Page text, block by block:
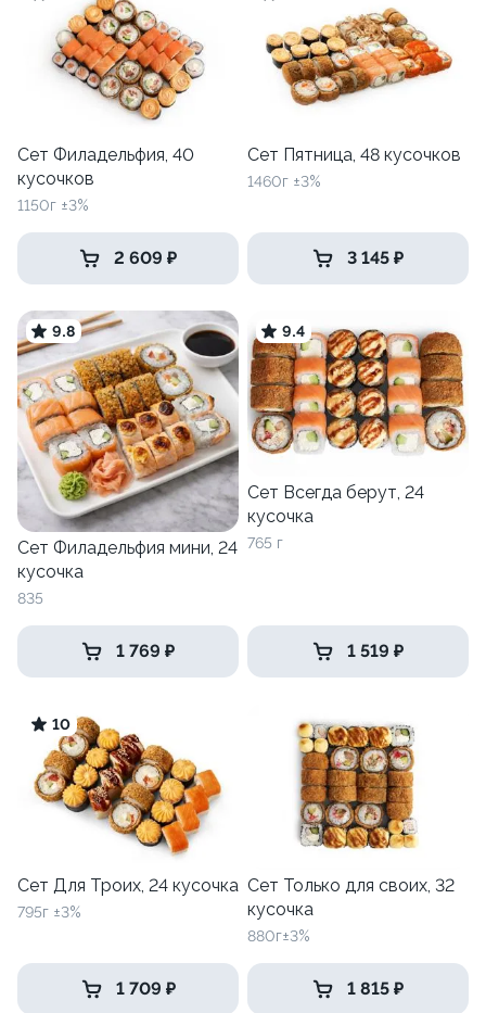
Сет Филадельфия, 40
кусочков
1150г ±3%
2 609 ₽
Сет Пятница, 48 кусочков
1460г ±3%
3 145 ₽
9.8
Сет Филадельфия мини, 24
кусочка
835
1 769 ₽
9.4
Сет Всегда берут, 24
кусочка
765 г
1 519 ₽
10
Сет Для Троих, 24 кусочка
795г ±3%
1 709 ₽
Сет Только для своих, 32
кусочка
880г±3%
1 815 ₽